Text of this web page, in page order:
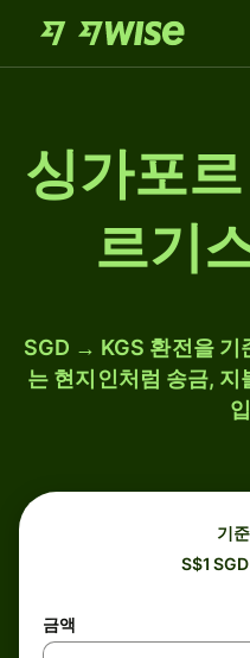
싱가포
르기
SGD → KGS 환전을 기
는 현지인처럼 송금,
기
S$1
금액